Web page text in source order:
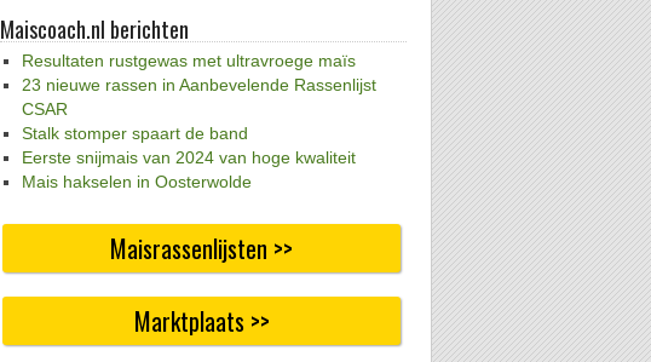
Maiscoach.nl berichten
Resultaten rustgewas met ultravroege maïs
23 nieuwe rassen in Aanbevelende Rassenlijst
CSAR
Stalk stomper spaart de band
Eerste snijmais van 2024 van hoge kwaliteit
Mais hakselen in Oosterwolde
Maisrassenlijsten >>
Marktplaats >>